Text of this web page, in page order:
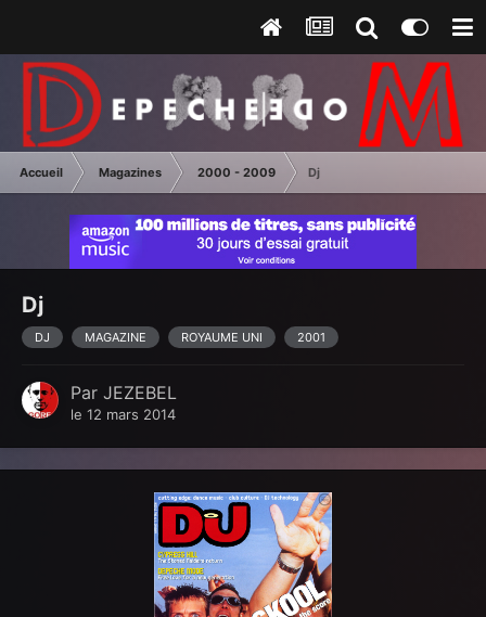
Accueil Magazines 2000 - 2009 Dj
Dj
DJ MAGAZINE ROYAUME UNI 2001
Par JEZEBEL
le 12 mars 2014